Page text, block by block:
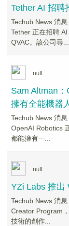
Tether AI 招聘
Techub News 消
Tether 正在招聘
QVAC。該公司尋...
null
Sam Altman
擁有全能機器
Techub News 消
OpenAI Robotics
都能擁有一...
null
YZi Labs 推出
Techub News 消
Creator Program
技術的創作...